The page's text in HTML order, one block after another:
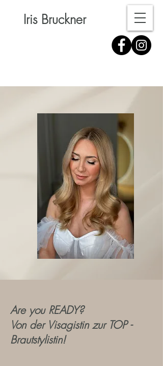
Iris Bruckner
Are you READY?
Von der Visagistin zur TOP -
Brautstylistin!